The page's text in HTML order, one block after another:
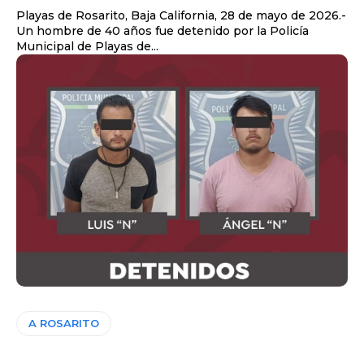
Playas de Rosarito, Baja California, 28 de mayo de 2026.-
Un hombre de 40 años fue detenido por la Policía
Municipal de Playas de...
A ROSARITO